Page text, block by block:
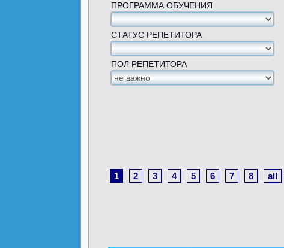
ПРОГРАММА ОБУЧЕНИЯ
СТАТУС РЕПЕТИТОРА
ПОЛ РЕПЕТИТОРА
1 2 3 4 5 6 7 8 all